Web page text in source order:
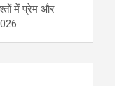
में प्रेम और